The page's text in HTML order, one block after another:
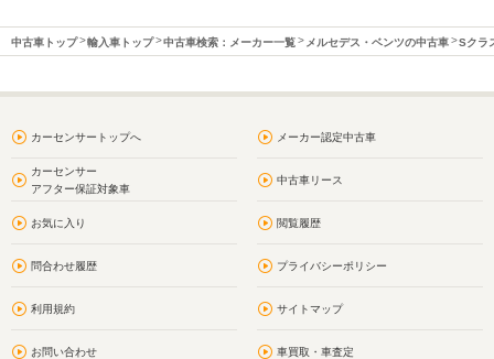
中古車トップ 輸入車トップ 中古車検索：メーカー一覧 メルセデス・ベンツの中古車 Sクラ
カーセンサートップへ メーカー認定中古車
カーセンサー
アフター保証対象車
中古車リース
お気に入り 閲覧履歴
問合わせ履歴 プライバシーポリシー
利用規約 サイトマップ
お問い合わせ 車買取・車査定